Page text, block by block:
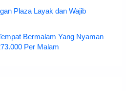
Plaza Layak dan Wajib
Bermalam Yang Nyaman
Per Malam